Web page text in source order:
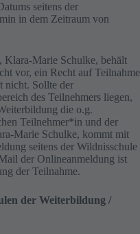
seitens der
in dem Zeitraum von
Klara-Marie Schulke, behält
vor, ein Recht auf Teilnahme
nicht. Sollte der
des Teilnehmers liegen,
die o.g.
Teilnehmer*in und der
Marie Schulke, kommt mit
seitens der Wildnisschule
der Onlineanmeldung ist
der Teilnahme.
der Weiterbildung /